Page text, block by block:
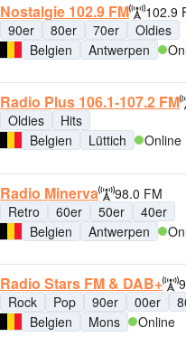
Nostalgie 102.9 FM
102.9
90er
80er 70er
Oldies
Belgien
Antwerpen
Radio Plus 106.1-107.2 FM
Oldies
Hits
Belgien
Lüttich Online
Radio Minerva
98.0 FM
Retro
60er 50er
40er
Belgien
Antwerpen
Radio Stars FM & DAB+
Rock
Pop 90er 00er
Belgien
Mons Online